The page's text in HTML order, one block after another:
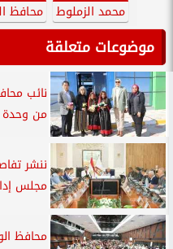
محمد الزملوط محافظ
موضوعات متعلقة
نائب
من وحدة
ننشر
مجلس
محافظ